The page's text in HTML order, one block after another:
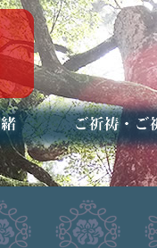
ご祈祷・ご祈
安産祈願
初宮参り
七五三詣
長寿のお祝い
神前結婚式
厄祓い・方位
車のお祓い
地鎮祭
神葬祭（神式